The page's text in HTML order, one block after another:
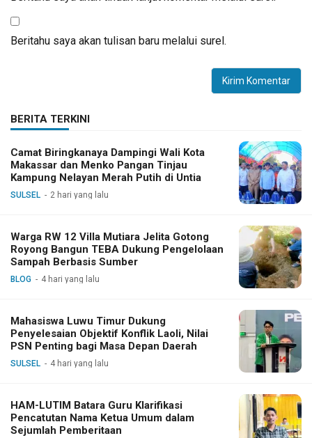
Beritahu saya akan tulisan baru melalui surel.
BERITA TERKINI
Camat Biringkanaya Dampingi Wali Kota
Makassar dan Menko Pangan Tinjau
Kampung Nelayan Merah Putih di Untia
SULSEL 2 hari yang lalu
Warga RW 12 Villa Mutiara Jelita Gotong
Royong Bangun TEBA Dukung Pengelolaan
Sampah Berbasis Sumber
BLOG 4 hari yang lalu
Mahasiswa Luwu Timur Dukung
Penyelesaian Objektif Konflik Laoli, Nilai
PSN Penting bagi Masa Depan Daerah
SULSEL 4 hari yang lalu
HAM-LUTIM Batara Guru Klarifikasi
Pencatutan Nama Ketua Umum dalam
Sejumlah Pemberitaan